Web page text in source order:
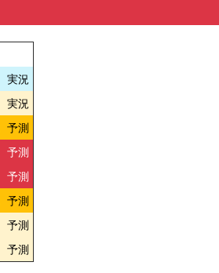
実況
実況
予測
予測
予測
予測
予測
予測